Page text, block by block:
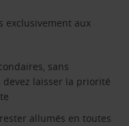
exclusivement aux
sans
laisser la priorité
allumés en toutes